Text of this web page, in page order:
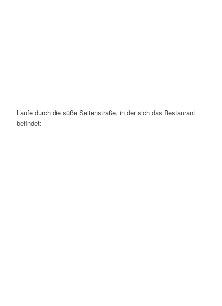
Laufe durch die süße Seitenstraße, in der sich das Restaurant
befindet: